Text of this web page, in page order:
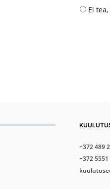
Ei
+372 489
+372 5551